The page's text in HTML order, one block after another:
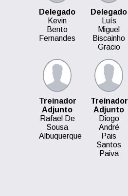
Delegado
Kevin
Bento
Fernandes
Delegado
Luís
Miguel
Biscainho
Gracio
Treinador
Adjunto
Rafael De
Sousa
Albuquerque
Treinador
Adjunto
Diogo
André
Pais
Santos
Paiva